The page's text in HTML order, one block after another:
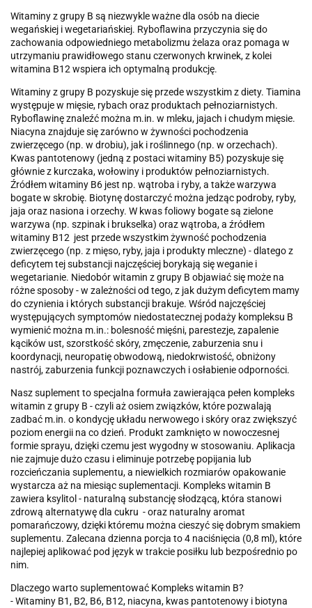
Witaminy z grupy B są niezwykle ważne dla osób na diecie
wegańskiej i wegetariańskiej. Ryboflawina przyczynia się do
zachowania odpowiedniego metabolizmu żelaza oraz pomaga w
utrzymaniu prawidłowego stanu czerwonych krwinek, z kolei
witamina B12 wspiera ich optymalną produkcję.
Witaminy z grupy B pozyskuje się przede wszystkim z diety. Tiamina
występuje w mięsie, rybach oraz produktach pełnoziarnistych.
Ryboflawinę znaleźć można m.in. w mleku, jajach i chudym mięsie.
Niacyna znajduje się zarówno w żywności pochodzenia
zwierzęcego (np. w drobiu), jak i roślinnego (np. w orzechach).
Kwas pantotenowy (jedną z postaci witaminy B5) pozyskuje się
głównie z kurczaka, wołowiny i produktów pełnoziarnistych.
Źródłem witaminy B6 jest np. wątroba i ryby, a także warzywa
bogate w skrobię. Biotynę dostarczyć można jedząc podroby, ryby,
jaja oraz nasiona i orzechy. W kwas foliowy bogate są zielone
warzywa (np. szpinak i brukselka) oraz wątroba, a źródłem
witaminy B12 jest przede wszystkim żywność pochodzenia
zwierzęcego (np. z mięso, ryby, jaja i produkty mleczne) - dlatego z
deficytem tej substancji najczęściej borykają się weganie i
wegetarianie. Niedobór witamin z grupy B objawiać się może na
różne sposoby - w zależności od tego, z jak dużym deficytem mamy
do czynienia i których substancji brakuje. Wśród najczęściej
występujących symptomów niedostatecznej podaży kompleksu B
wymienić można m.in.: bolesność mięśni, parestezje, zapalenie
kącików ust, szorstkość skóry, zmęczenie, zaburzenia snu i
koordynacji, neuropatię obwodową, niedokrwistość, obniżony
nastrój, zaburzenia funkcji poznawczych i osłabienie odporności.
Nasz suplement to specjalna formuła zawierająca pełen kompleks
witamin z grupy B - czyli aż osiem związków, które pozwalają
zadbać m.in. o kondycję układu nerwowego i skóry oraz zwiększyć
poziom energii na co dzień. Produkt zamknięto w nowoczesnej
formie sprayu, dzięki czemu jest wygodny w stosowaniu. Aplikacja
nie zajmuje dużo czasu i eliminuje potrzebę popijania lub
rozcieńczania suplementu, a niewielkich rozmiarów opakowanie
wystarcza aż na miesiąc suplementacji. Kompleks witamin B
zawiera ksylitol - naturalną substancję słodzącą, która stanowi
zdrową alternatywę dla cukru - oraz naturalny aromat
pomarańczowy, dzięki któremu można cieszyć się dobrym smakiem
suplementu. Zalecana dzienna porcja to 4 naciśnięcia (0,8 ml), które
najlepiej aplikować pod język w trakcie posiłku lub bezpośrednio po
nim.
Dlaczego warto suplementować Kompleks witamin B?
- Witaminy B1, B2, B6, B12, niacyna, kwas pantotenowy i biotyna